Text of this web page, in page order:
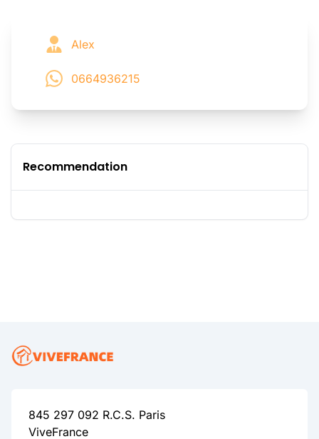
Alex
0664936215
Recommendation
845 297 092 R.C.S. Paris
ViveFrance